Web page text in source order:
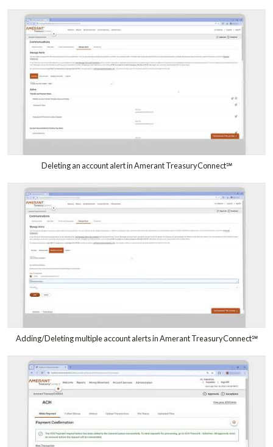
Deleting an account alert in Amerant TreasuryConnect℠
Adding/Deleting multiple account alerts in Amerant TreasuryConnect℠